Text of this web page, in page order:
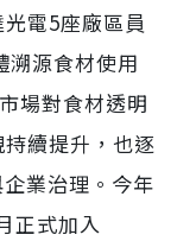
電5座廠區員
溯源食材使用
場對食材透明
續提升，也逐
業治理。今年
正式加入